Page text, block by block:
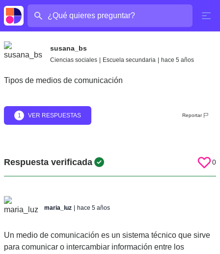
susana_bs
Ciencias sociales Escuela secundaria hace 5 años
Tipos de medios de comunicación
1 VER RESPUESTAS Reportar
Respuesta verificada 0
maria_luz hace 5 años
Un medio de comunicación es un sistema técnico que sirve
para comunicar o intercambiar información entre los